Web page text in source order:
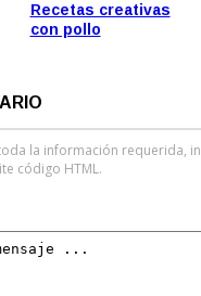
Recetas creativas
con pollo
la información requerida,
código HTML.